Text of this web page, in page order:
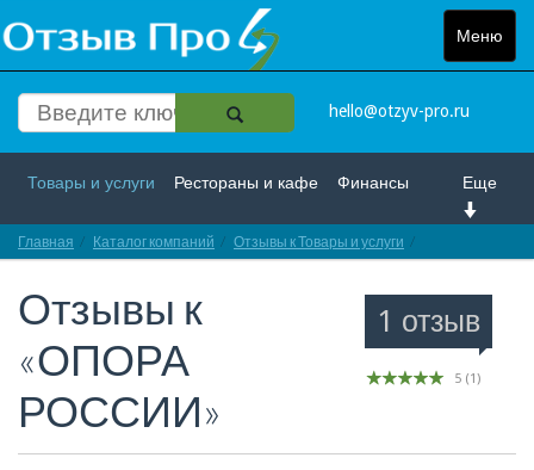
Меню
Toggle
hello@otzyv-pro.ru
Еще
Товары и услуги Рестораны и кафе Финансы
Красота и здоровье Спорт и развлечение
Интернет Путешествие и отдых
Недвижимость Работа
Личности Логистика Страхование
Главная Каталог компаний Отзывы к Товары и услуги
1 отзыв
5 (1)
Отзывы к
«ОПОРА
РОССИИ»